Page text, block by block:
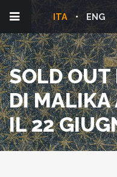
ENG
ITA
SOLD OUT
DI MALIKA
IL 22